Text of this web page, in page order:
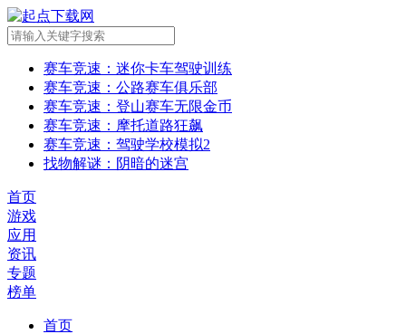
赛车竞速 ：迷你卡车驾驶训练
赛车竞速 ：公路赛车俱乐部
赛车竞速 ：登山赛车无限金币
赛车竞速 ：摩托道路狂飙
赛车竞速 ：驾驶学校模拟2
找物解谜 ：阴暗的迷宫
首页
游戏
应用
资讯
专题
榜单
首页